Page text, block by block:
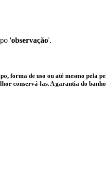
'observação'.
de uso ou até mesmo pela
conservá-las. A garantia do